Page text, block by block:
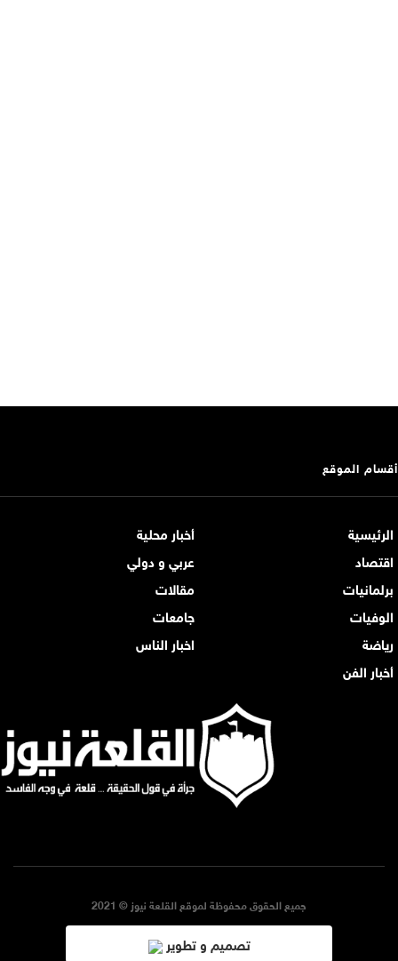
أقسام الموقع
الرئيسية
أخبار محلية
اقتصاد
عربي و دولي
برلمانيات
مقالات
الوفيات
جامعات
رياضة
اخبار الناس
أخبار الفن
جميع الحقوق محفوظة لموقع القلعة نيوز © 2021
تصميم و تطوير